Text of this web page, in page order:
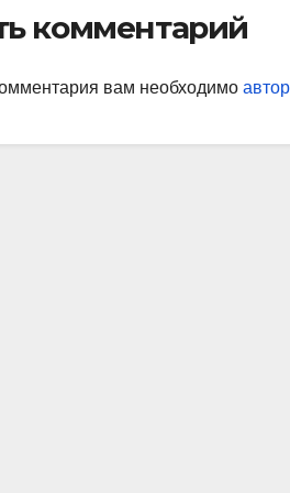
комментарий
вам необходимо